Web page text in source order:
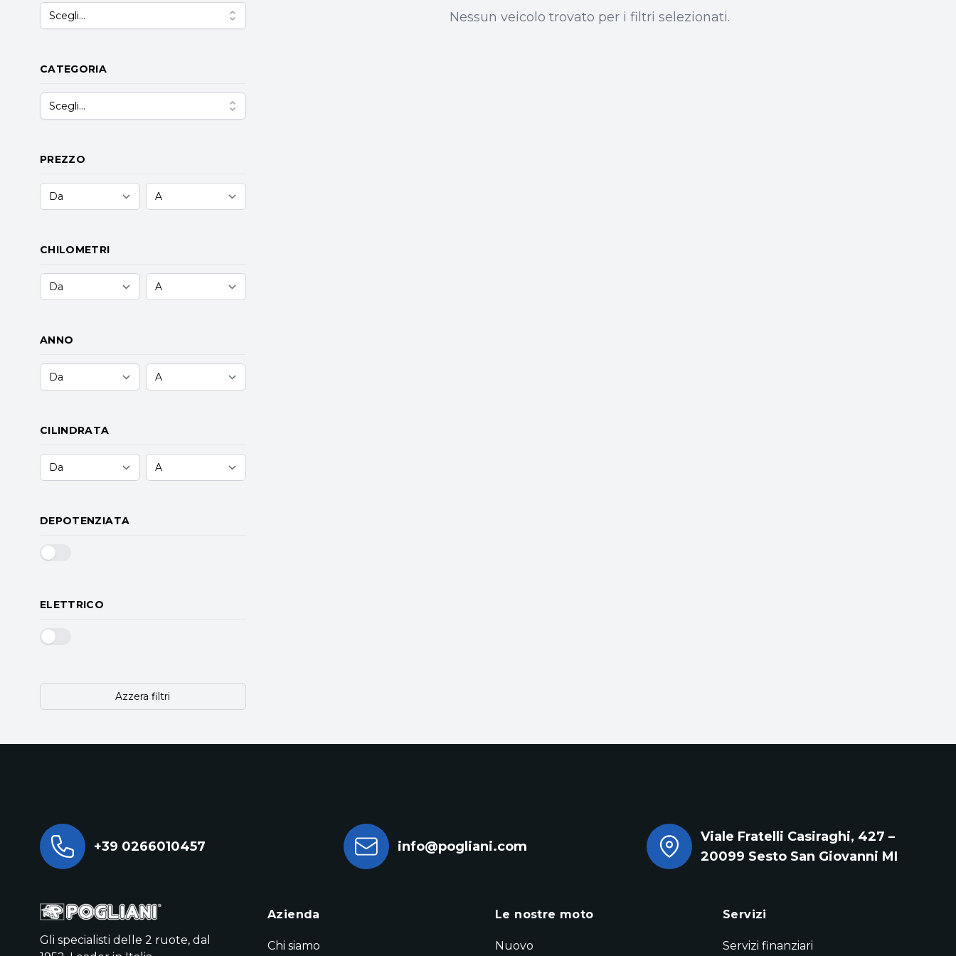
Scegli...
CATEGORIA
Scegli...
PREZZO
CHILOMETRI
ANNO
CILINDRATA
DEPOTENZIATA
ELETTRICO
Azzera filtri
Nessun veicolo trovato per i filtri selezionati.
+39 0266010457 info@pogliani.com
Viale Fratelli Casiraghi, 427 –
20099 Sesto San Giovanni MI
Gli specialisti delle 2 ruote, dal
Azienda
Chi siamo
Le nostre moto
Nuovo
Servizi
Servizi finanziari